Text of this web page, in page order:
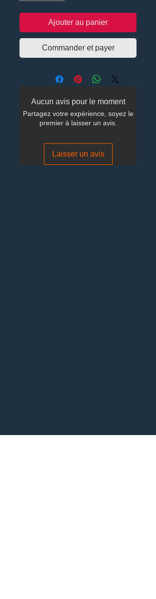
Ajouter au panier
Commander et payer
Aucun avis pour le moment
Partagez votre expérience, soyez le
premier à laisser un avis.
Laisser un avis